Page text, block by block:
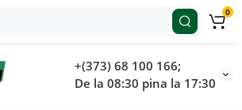
+(373) 68 100 166;
De la 08:30 pina la 17:30
0